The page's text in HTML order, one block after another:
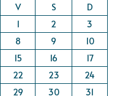
V S
D
1
2
3
8 9
10
15 16
17
22 23
24
29 30 31